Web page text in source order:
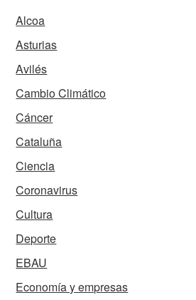
Alcoa
Asturias
Avilés
Cambio Climático
Cáncer
Cataluña
Ciencia
Coronavirus
Cultura
Deporte
EBAU
Economía y empresas